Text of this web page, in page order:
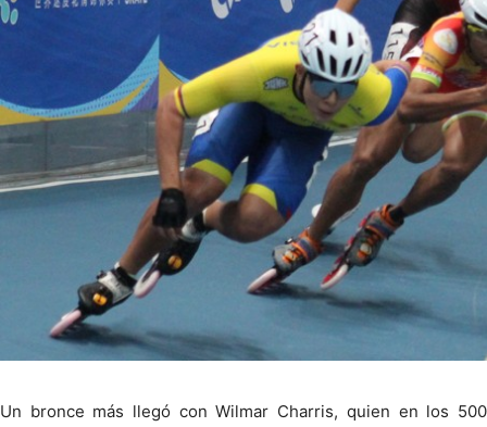
Un bronce más llegó con Wilmar Charris, quien en los 500